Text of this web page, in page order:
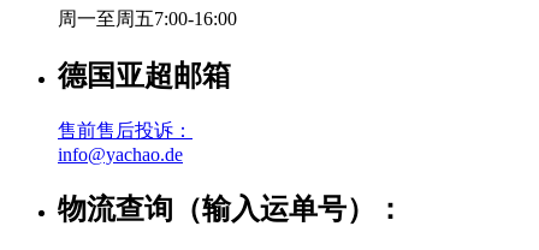
周一至周五7:00-16:00
德国亚超邮箱
售前售后投诉：
info@yachao.de
物流查询（输入运单号）：